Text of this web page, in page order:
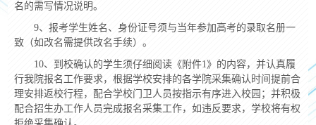
名的需写情况说明。
9、报考学生姓名、身份证号须与当年参加高考的录取名册一
致（如改名需提供改名手续）。
10、到校确认的学生须仔细阅读《附件1》的内容，并认真履
行我院报名工作要求，根据学校安排的各学院采集确认时间提前合
理安排返校行程，配合学校门卫人员按指示有序进入校园；并积极
配合招生办工作人员完成报名采集工作，如违反要求，学校将有权